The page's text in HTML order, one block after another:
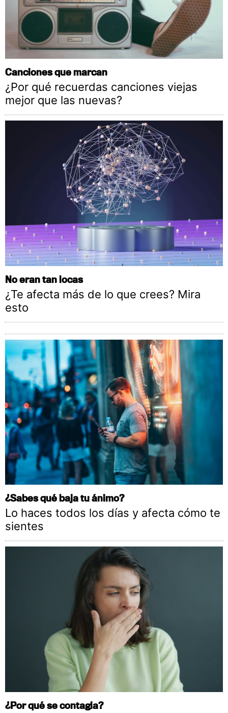
Canciones que marcan
¿Por qué recuerdas canciones viejas
mejor que las nuevas?
No eran tan locas
¿Te afecta más de lo que crees? Mira
esto
¿Sabes qué baja tu ánimo?
Lo haces todos los días y afecta cómo te
sientes
¿Por qué se contagia?